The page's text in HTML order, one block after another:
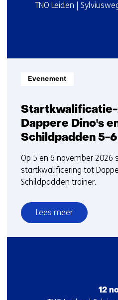
2
Startkwalificatie-
Dappere Dino's
Schildpadden 5-
Informatietype:
Evenement
Op 5 en 6 november 2026
startkwalificering tot
Schildpadden trainer.
Lees meer
over
Startkwalificatie-
Startdatum
LocatieTNO Leiden |
12